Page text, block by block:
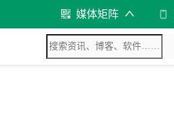
媒体矩阵